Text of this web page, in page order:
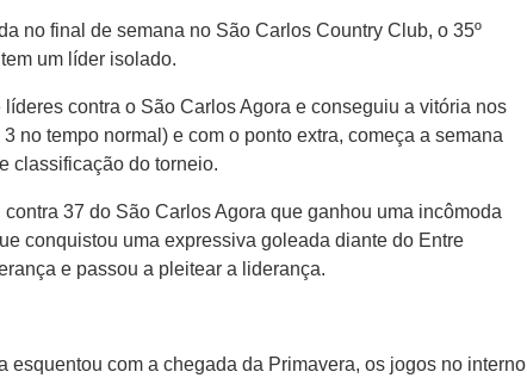
no final de semana no São Carlos Country Club, o 35º
um líder isolado.
contra o São Carlos Agora e conseguiu a vitória nos
no tempo normal) e com o ponto extra, começa a semana
classificação do torneio.
37 do São Carlos Agora que ganhou uma incômoda
conquistou uma expressiva goleada diante do Entre
e passou a pleitear a liderança.
esquentou com a chegada da Primavera, os jogos no interno